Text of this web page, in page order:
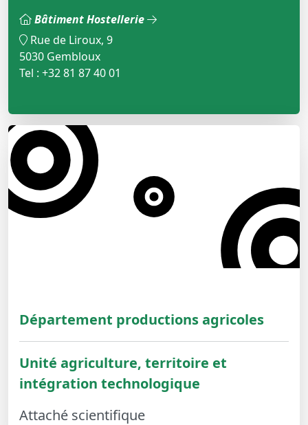
Bâtiment Hostellerie
Rue de Liroux, 9
5030 Gembloux
Tel : +32 81 87 40 01
Département productions agricoles
Unité agriculture, territoire et
intégration technologique
Attaché scientifique